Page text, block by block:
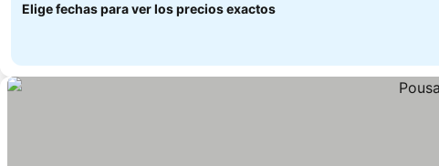
Elige fechas para ver los precios exactos